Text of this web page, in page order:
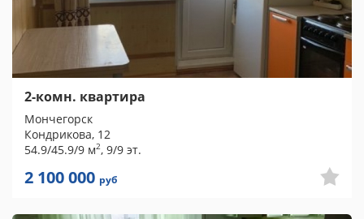
2-комн. квартира
Мончегорск
Кондрикова, 12
54.9/45.9/9 м2, 9/9 эт.
2 100 000 руб